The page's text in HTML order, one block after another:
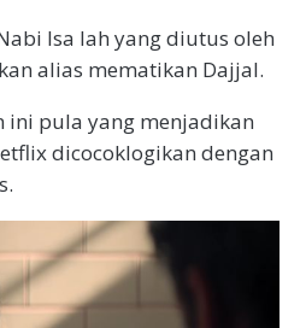
Isa lah yang diutus oleh
alias mematikan Dajjal.
ini pula yang menjadikan
dicocoklogikan dengan